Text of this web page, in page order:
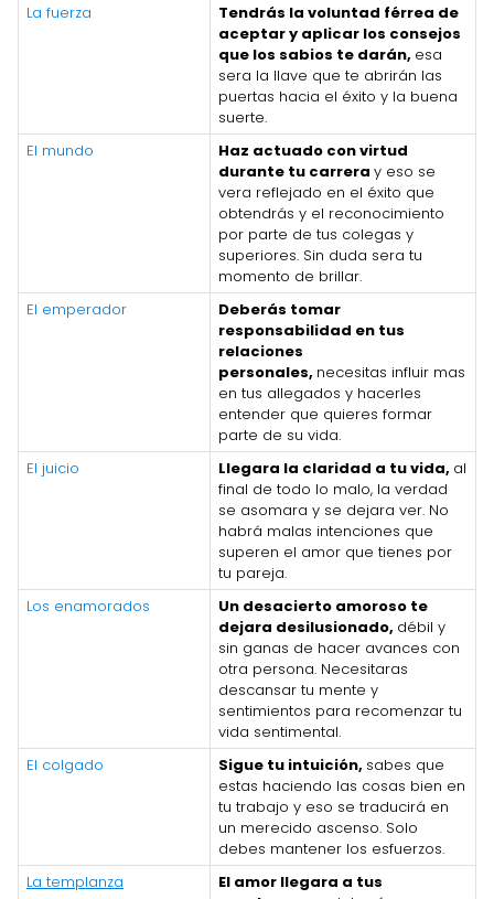
La fuerza
Tendrás la voluntad férrea de
aceptar y aplicar los consejos
que los sabios te darán, esa
sera la llave que te abrirán las
puertas hacia el éxito y la buena
suerte.
El mundo
Haz actuado con virtud
durante tu carrera y eso se
vera reflejado en el éxito que
obtendrás y el reconocimiento
por parte de tus colegas y
superiores. Sin duda sera tu
momento de brillar.
El emperador
Deberás tomar
responsabilidad en tus
relaciones
personales, necesitas influir mas
en tus allegados y hacerles
entender que quieres formar
parte de su vida.
El juicio
Llegara la claridad a tu vida, al
final de todo lo malo, la verdad
se asomara y se dejara ver. No
habrá malas intenciones que
superen el amor que tienes por
tu pareja.
Los enamorados
Un desacierto amoroso te
dejara desilusionado, débil y
sin ganas de hacer avances con
otra persona. Necesitaras
descansar tu mente y
sentimientos para recomenzar tu
vida sentimental.
El colgado
Sigue tu intuición, sabes que
estas haciendo las cosas bien en
tu trabajo y eso se traducirá en
un merecido ascenso. Solo
debes mantener los esfuerzos.
La templanza
El amor llegara a tus